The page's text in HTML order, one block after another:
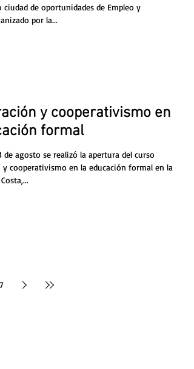
ciudad de oportunidades de Empleo y
por la...
y cooperativismo en
formal
de agosto se realizó la apertura del curso
y cooperativismo en la educación formal en la